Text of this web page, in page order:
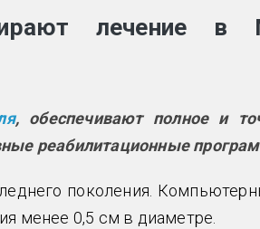
лечение в
, обеспечивают полное и
реабилитационные
поколения.
менее 0,5 см в диаметре.